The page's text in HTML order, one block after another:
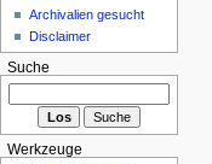
Archivalien gesucht
Disclaimer
Suche
Werkzeuge